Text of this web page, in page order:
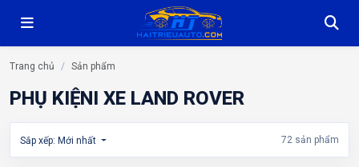
Trang chủ Sản phẩm
PHỤ KIỆNI XE LAND ROVER
Sắp xếp: Mới nhất 72 sản phẩm